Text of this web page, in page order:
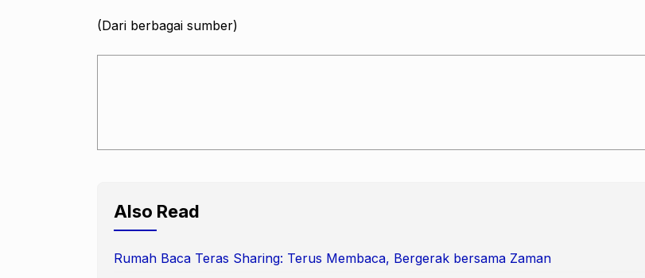
(Dari berbagai sumber)
Also Read
Rumah Baca Teras Sharing: Terus Membaca, Bergerak bersama Zaman